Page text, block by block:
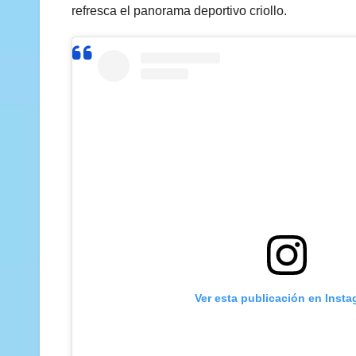
refresca el panorama deportivo criollo.
Ver esta publicación en